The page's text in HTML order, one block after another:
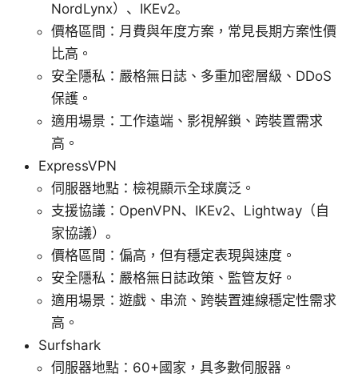
NordLynx）、IKEv2。
價格區間：月費與年度方案，常見長期方案性價
比高。
安全隱私：嚴格無日誌、多重加密層級、DDoS
保護。
適用場景：工作遠端、影視解鎖、跨裝置需求
高。
ExpressVPN
伺服器地點：檢視顯示全球廣泛。
支援協議：OpenVPN、IKEv2、Lightway（自
家協議）。
價格區間：偏高，但有穩定表現與速度。
安全隱私：嚴格無日誌政策、監管友好。
適用場景：遊戲、串流、跨裝置連線穩定性需求
高。
Surfshark
伺服器地點：60+國家，具多數伺服器。